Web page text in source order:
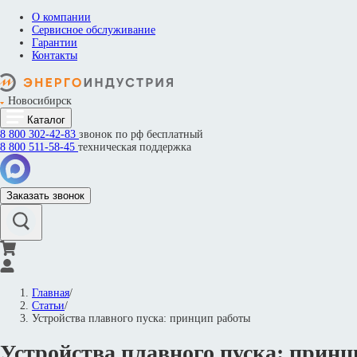
О компании
Сервисное обслуживание
Гарантии
Контакты
Новосибирск
Каталог
8 800 302-42-83 звонок по рф бесплатный
8 800 511-58-45 техническая поддержка
Заказать звонок
Главная/
Статьи/
Устройства плавного пуска: принцип работы